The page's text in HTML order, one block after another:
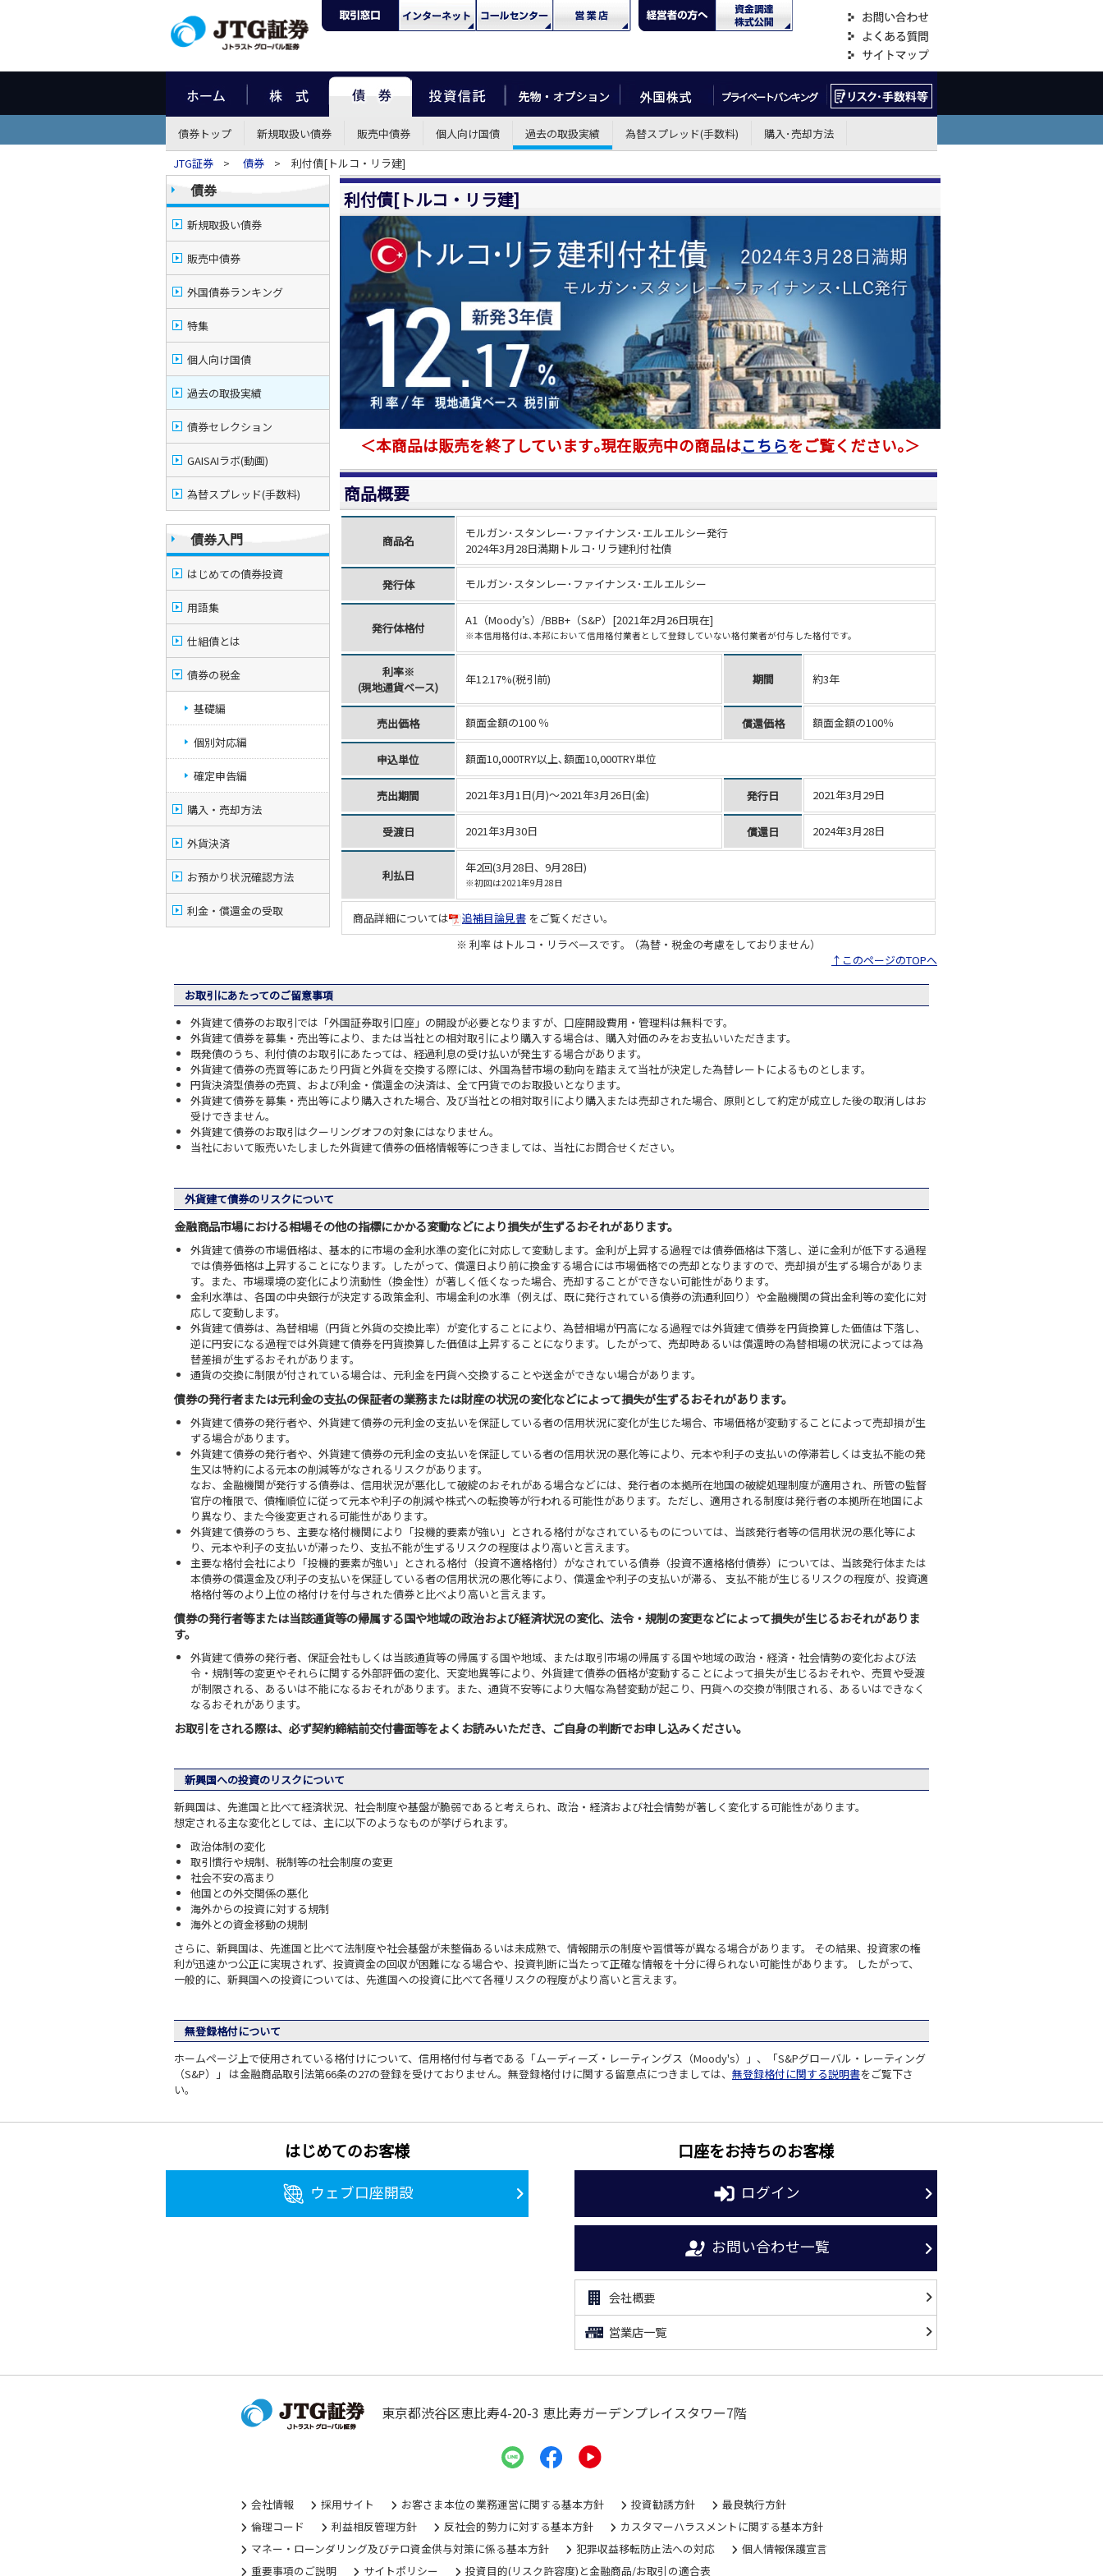
債券トップ 新規取扱い債券 販売中債券 個人向け国債 過去の取扱実績 為替スプレッド(手数料)
購入･売却方法
JTG証券
> 債券 > 利付債[トルコ・リラ建]
利付債[トルコ・リラ建]
＜本商品は販売を終了しています｡現在販売中の商品はこちらをご覧ください｡＞
商品概要
商品名
モルガン･スタンレー･ファイナンス･エルエルシー発行
2024年3月28日満期トルコ･リラ建利付社債
発行体 モルガン･スタンレー･ファイナンス･エルエルシー
発行体格付
A1（Moody’s）/BBB+（S&P）[2021年2月26日現在]
※本信用格付は､本邦において信用格付業者として登録していない格付業者が付与した格付です。
利率※
(現地通貨ベース)
年12.17%(税引前) 期間 約3年
売出価格 額面金額の100 ％ 償還価格 額面金額の100％
申込単位 額面10,000TRY以上､額面10,000TRY単位
売出期間 2021年3月1日(月)～2021年3月26日(金) 発行日 2021年3月29日
受渡日 2021年3月30日 償還日 2024年3月28日
利払日
年2回(3月28日、9月28日)
※初回は2021年9月28日
商品詳細については 追補目論見書 をご覧ください。
※ 利率 はトルコ・リラベースです｡
（為替・税金の考慮をしておりません）
↑このページのTOPへ
債券
新規取扱い債券
販売中債券
外国債券ランキング
特集
個人向け国債
過去の取扱実績
債券セレクション
GAISAIラボ(動画)
為替スプレッド(手数料)
債券入門
はじめての債券投資
用語集
仕組債とは
債券の税金
基礎編
個別対応編
確定申告編
購入・売却方法
外貨決済
お預かり状況確認方法
利金・償還金の受取
お取引にあたってのご留意事項
外貨建て債券のお取引では「外国証券取引口座」の開設が必要となりますが、口座開設費用・管理料は無料です。
外貨建て債券を募集・売出等により、または当社との相対取引により購入する場合は、購入対価のみをお支払いいただきます。
既発債のうち、利付債のお取引にあたっては、経過利息の受け払いが発生する場合があります。
外貨建て債券の売買等にあたり円貨と外貨を交換する際には、外国為替市場の動向を踏まえて当社が決定した為替レートによるものとします。
円貨決済型債券の売買、および利金・償還金の決済は、全て円貨でのお取扱いとなります。
外貨建て債券を募集・売出等により購入された場合、及び当社との相対取引により購入または売却された場合、原則として約定が成立した後の取消しはお
受けできません。
外貨建て債券のお取引はクーリングオフの対象にはなりません。
当社において販売いたしました外貨建て債券の価格情報等につきましては、当社にお問合せください。
外貨建て債券のリスクについて
金融商品市場における相場その他の指標にかかる変動などにより損失が生ずるおそれがあります。
外貨建て債券の市場価格は、基本的に市場の金利水準の変化に対応して変動します。金利が上昇する過程では債券価格は下落し、逆に金利が低下する過程
では債券価格は上昇することになります。したがって、償還日より前に換金する場合には市場価格での売却となりますので、売却損が生ずる場合がありま
す。また、市場環境の変化により流動性（換金性）が著しく低くなった場合、売却することができない可能性があります。
金利水準は、各国の中央銀行が決定する政策金利、市場金利の水準（例えば、既に発行されている債券の流通利回り）や金融機関の貸出金利等の変化に対
応して変動します。
外貨建て債券は、為替相場（円貨と外貨の交換比率）が変化することにより、為替相場が円高になる過程では外貨建て債券を円貨換算した価値は下落し、
逆に円安になる過程では外貨建て債券を円貨換算した価値は上昇することになります。したがって、売却時あるいは償還時の為替相場の状況によっては為
替差損が生ずるおそれがあります。
通貨の交換に制限が付されている場合は、元利金を円貨へ交換することや送金ができない場合があります。
債券の発行者または元利金の支払の保証者の業務または財産の状況の変化などによって損失が生ずるおそれがあります。
外貨建て債券の発行者や、外貨建て債券の元利金の支払いを保証している者の信用状況に変化が生じた場合、市場価格が変動することによって売却損が生
ずる場合があります。
外貨建て債券の発行者や、外貨建て債券の元利金の支払いを保証している者の信用状況の悪化等により、元本や利子の支払いの停滞若しくは支払不能の発
生又は特約による元本の削減等がなされるリスクがあります。
なお、金融機関が発行する債券は、信用状況が悪化して破綻のおそれがある場合などには、発行者の本拠所在地国の破綻処理制度が適用され、所管の監督
官庁の権限で、債権順位に従って元本や利子の削減や株式への転換等が行われる可能性があります。ただし、適用される制度は発行者の本拠所在地国によ
り異なり、また今後変更される可能性があります。
外貨建て債券のうち、主要な格付機関により「投機的要素が強い」とされる格付がなされているものについては、当該発行者等の信用状況の悪化等によ
り、元本や利子の支払いが滞ったり、支払不能が生ずるリスクの程度はより高いと言えます。
主要な格付会社により「投機的要素が強い」とされる格付（投資不適格格付）がなされている債券（投資不適格格付債券）については、当該発行体または
本債券の償還金及び利子の支払いを保証している者の信用状況の悪化等により、償還金や利子の支払いが滞る、 支払不能が生じるリスクの程度が、投資適
格格付等のより上位の格付けを付与された債券と比べより高いと言えます。
債券の発行者等または当該通貨等の帰属する国や地域の政治および経済状況の変化、法令・規制の変更などによって損失が生じるおそれがありま
す。
外貨建て債券の発行者、保証会社もしくは当該通貨等の帰属する国や地域、または取引市場の帰属する国や地域の政治・経済・社会情勢の変化および法
令・規制等の変更やそれらに関する外部評価の変化、天変地異等により、外貨建て債券の価格が変動することによって損失が生じるおそれや、売買や受渡
が制限される、あるいは不能になるおそれがあります。また、通貨不安等により大幅な為替変動が起こり、円貨への交換が制限される、あるいはできなく
なるおそれがあります。
お取引をされる際は、必ず契約締結前交付書面等をよくお読みいただき、ご自身の判断でお申し込みください。
新興国への投資のリスクについて
新興国は、先進国と比べて経済状況、社会制度や基盤が脆弱であると考えられ、政治・経済および社会情勢が著しく変化する可能性があります。
想定される主な変化としては、主に以下のようなものが挙げられます。
政治体制の変化
取引慣行や規制、税制等の社会制度の変更
社会不安の高まり
他国との外交関係の悪化
海外からの投資に対する規制
海外との資金移動の規制
さらに、新興国は、先進国と比べて法制度や社会基盤が未整備あるいは未成熟で、情報開示の制度や習慣等が異なる場合があります。 その結果、投資家の権
利が迅速かつ公正に実現されず、投資資金の回収が困難になる場合や、投資判断に当たって正確な情報を十分に得られない可能性があります。 したがって、
一般的に、新興国への投資については、先進国への投資に比べて各種リスクの程度がより高いと言えます。
無登録格付について
ホームページ上で使用されている格付けについて、信用格付付与者である「ムーディーズ・レーティングス（Moody's）」、「S&Pグローバル・レーティング
（S&P）」 は金融商品取引法第66条の27の登録を受けておりません。無登録格付けに関する留意点につきましては、 無登録格付に関する説明書をご覧下さ
い。
はじめてのお客様
ウェブ口座開設
口座をお持ちのお客様
ログイン
お問い合わせ一覧
会社概要
営業店一覧
東京都渋谷区恵比寿4-20-3 恵比寿ガーデンプレイスタワー7階
会社情報 採用サイト お客さま本位の業務運営に関する基本方針 投資勧誘方針
最良執行方針
倫理コード
利益相反管理方針 反社会的勢力に対する基本方針
カスタマーハラスメントに関する基本方針
マネー・ローンダリング及びテロ資金供与対策に係る基本方針
犯罪収益移転防止法への対応
個人情報保護宣言
重要事項のご説明
サイトポリシー 投資目的(リスク許容度)と金融商品/お取引の適合表